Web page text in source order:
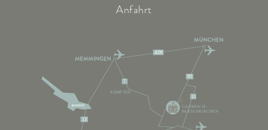
Anfahrt
A96
95
11
7
13
KEMPTEN
GARMISCH-
PARTENKIRCHEN